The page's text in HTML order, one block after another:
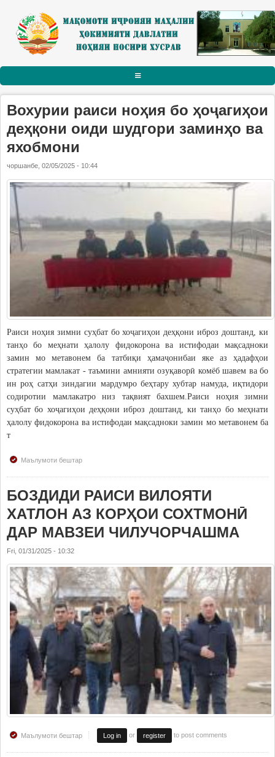
Skip to main content
АСОСӢ
РАИСИ НОҲИЯ
Тарҷумаи ҳол
Паёму табрикот
Суханрониҳо
Мулоқотҳо
МАҚОМОТИ ИҶРОИЯ
Дастгоҳи раиси ноҳия
Муовинони раиси ноҳия
Сохтор
Шаҳрак ва Деҳот
Таърихи ноҳияи Носири Хусрав
Иқтисодиёт
МАҚОМОТИ НАМОЯНДАГӢ
САНАДҲОИ МЕЪЁРӢ-ҲУҚУҚӢ
Қарорҳои маҷлиси вакилони халқ
Қарорҳои раиси ноҳия
Вохурии раиси ноҳия бо ҳоҷагиҳои
деҳқони оиди шудгори заминҳо ва
яхобмони
чоршанбе, 02/05/2025 - 10:44
Раиси ноҳия зимни суҳбат бо хоҷагиҳои деҳқони иброз доштанд, ки
танҳо бо меҳнати ҳалолу фидокорона ва истифодаи мақсадноки
замин мо метавонем ба татбиқи ҳамаҷонибаи яке аз ҳадафҳои
стратегии мамлакат - таъмини амнияти озуқаворӣ комёб шавем ва бо
ин роҳ сатҳи зиндагии мардумро беҳтару хубтар намуда, иқтидори
содиротии мамлакатро низ тақвият бахшем.Раиси ноҳия зимни
суҳбат бо хоҷагиҳои деҳқони иброз доштанд, ки танҳо бо меҳнати
ҳалолу фидокорона ва истифодаи мақсадноки замин мо метавонем ба
т
Маълумоти бештар
БОЗДИДИ РАИСИ ВИЛОЯТИ
ХАТЛОН АЗ КОРҲОИ СОХТМОНӢ
ДАР МАВЗЕИ ЧИЛУЧОРЧАШМА
Fri, 01/31/2025 - 10:32
Маълумоти бештар Log in or register to post comments